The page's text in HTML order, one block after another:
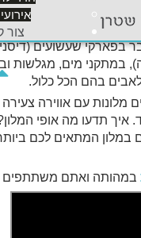
צור
שיתאים ל
חופשה
בפארקי שעשועים
במתקני מים, מגלשות
בהם הכל כלול.
מלונות עם אווירה
איך תדעו מה אופי
במלון המתאים לכם
במהותה ואתם משתתפים